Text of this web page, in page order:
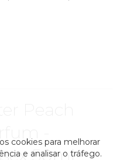
Peach
-
50ml
cookies para melhorar
e analisar o tráfego.